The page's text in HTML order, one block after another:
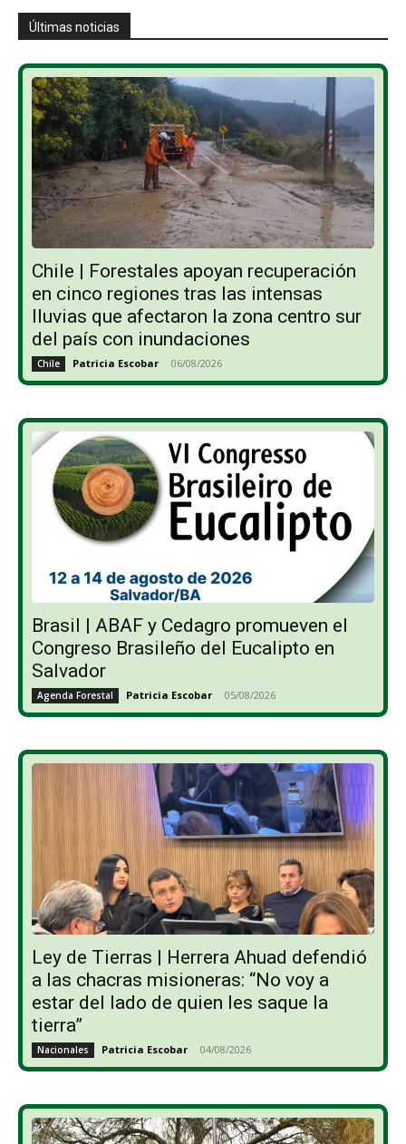
Últimas noticias
Chile | Forestales apoyan recuperación
en cinco regiones tras las intensas
lluvias que afectaron la zona centro sur
del país con inundaciones
Chile Patricia Escobar - 06/08/2026
Brasil | ABAF y Cedagro promueven el
Congreso Brasileño del Eucalipto en
Salvador
Agenda Forestal Patricia Escobar - 05/08/2026
Ley de Tierras | Herrera Ahuad defendió
a las chacras misioneras: “No voy a
estar del lado de quien les saque la
tierra”
Nacionales Patricia Escobar - 04/08/2026